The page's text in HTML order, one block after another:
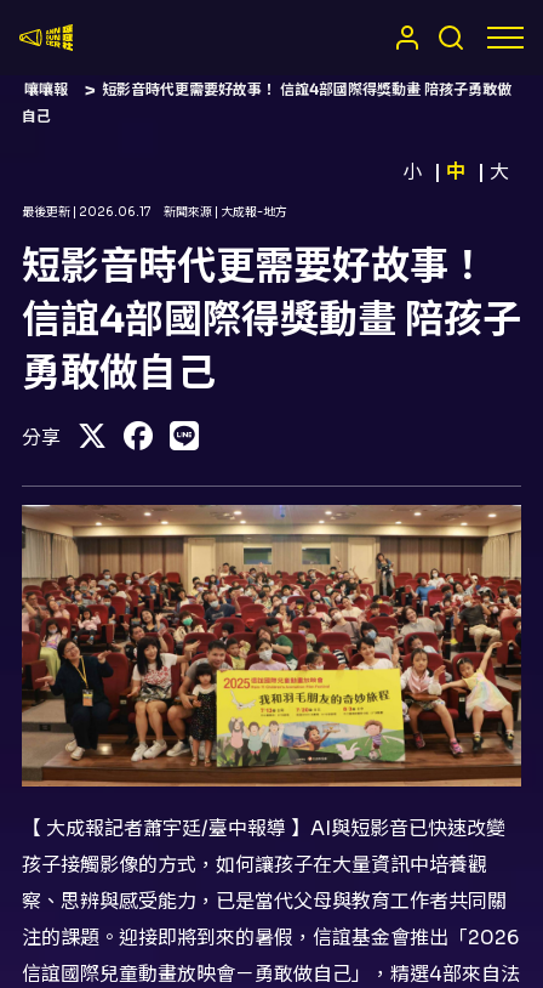
嚷嚷報
短影音時代更需要好故事！ 信誼4部國際得獎動畫 陪孩子勇敢做
自己
小 中 大
最後更新 | 2026.06.17 新聞來源 | 大成報-地方
短影音時代更需要好故事！
信誼4部國際得獎動畫 陪孩子
勇敢做自己
分享
【 大成報記者蕭宇廷/臺中報導 】AI與短影音已快速改變
孩子接觸影像的方式，如何讓孩子在大量資訊中培養觀
察、思辨與感受能力，已是當代父母與教育工作者共同關
注的課題。迎接即將到來的暑假，信誼基金會推出「2026
信誼國際兒童動畫放映會－勇敢做自己」，精選4部來自法